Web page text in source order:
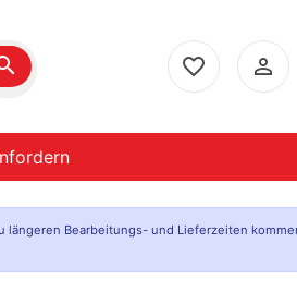
favorite_border person_outline
längeren Bearbeitungs- und Lieferzeiten